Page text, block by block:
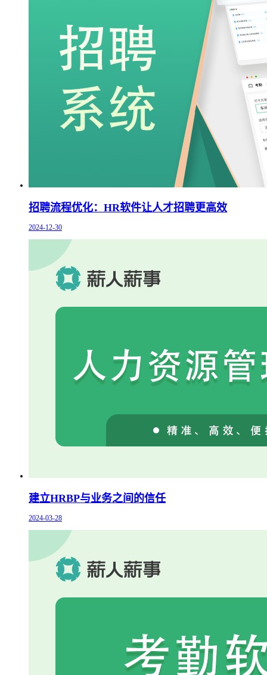
招聘流程优化：HR软件让人才招聘更高效
2024-12-30
建立HRBP与业务之间的信任
2024-03-28